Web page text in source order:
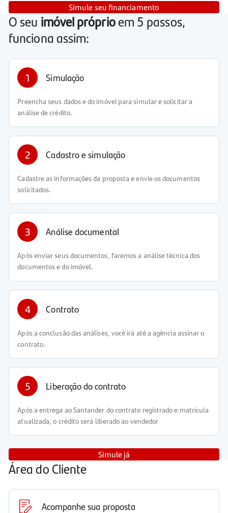
Simule seu financiamento
O seu imóvel próprioem 5 passos,
funciona assim:
1 Simulação
Preencha seus dados e do imóvel para simular e solicitar a
análise de crédito.
2 Cadastro e simulação
Cadastre as informações da proposta e envie os documentos
solicitados.
3 Análise documental
Após enviar seus documentos, faremos a análise técnica dos
documentos e do imóvel.
4 Contrato
Após a conclusão das análises, você irá até a agência assinar o
contrato.
5 Liberação do contrato
Após a entrega ao Santander do contrato registrado e matrícula
atualizada, o crédito será liberado ao vendedor
Simule já
Área do Cliente
Acompanhe sua proposta